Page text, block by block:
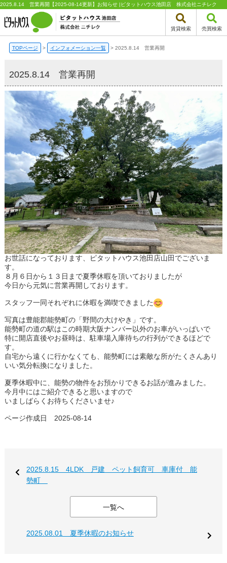
2025.8.14 営業再開【2025-08-14更新】お知らせ |ピタットハウス池田店 株式会社ニチレク
賃貸検索 売買検索
TOPページ > インフォメーション一覧 > 2025.8.14 営業再開
2025.8.14 営業再開
お世話になっております、ピタットハウス池田店山田でございま
す。
８月６日から１３日まで夏季休暇を頂いておりましたが
今日から元気に営業再開しております。
スタッフ一同それぞれに休暇を満喫できました
写真は豊能郡能勢町の「野間の大けやき」です。
能勢町の道の駅はこの時期大阪ナンバー以外のお車がいっぱいで
特に開店直後やお昼時は、駐車場入庫待ちの行列ができるほどで
す。
自宅から遠くに行かなくても、能勢町には素敵な所がたくさんあり
いい気分転換になりました。
夏季休暇中に、能勢の物件をお預かりできるお話が進みました。
今月中にはご紹介できると思いますので
いましばらくお待ちくださいませ♪
ページ作成日 2025-08-14
2025.8.15 4LDK 戸建 ペット飼育可 車庫付 能
勢町
一覧へ
2025.08.01 夏季休暇のお知らせ